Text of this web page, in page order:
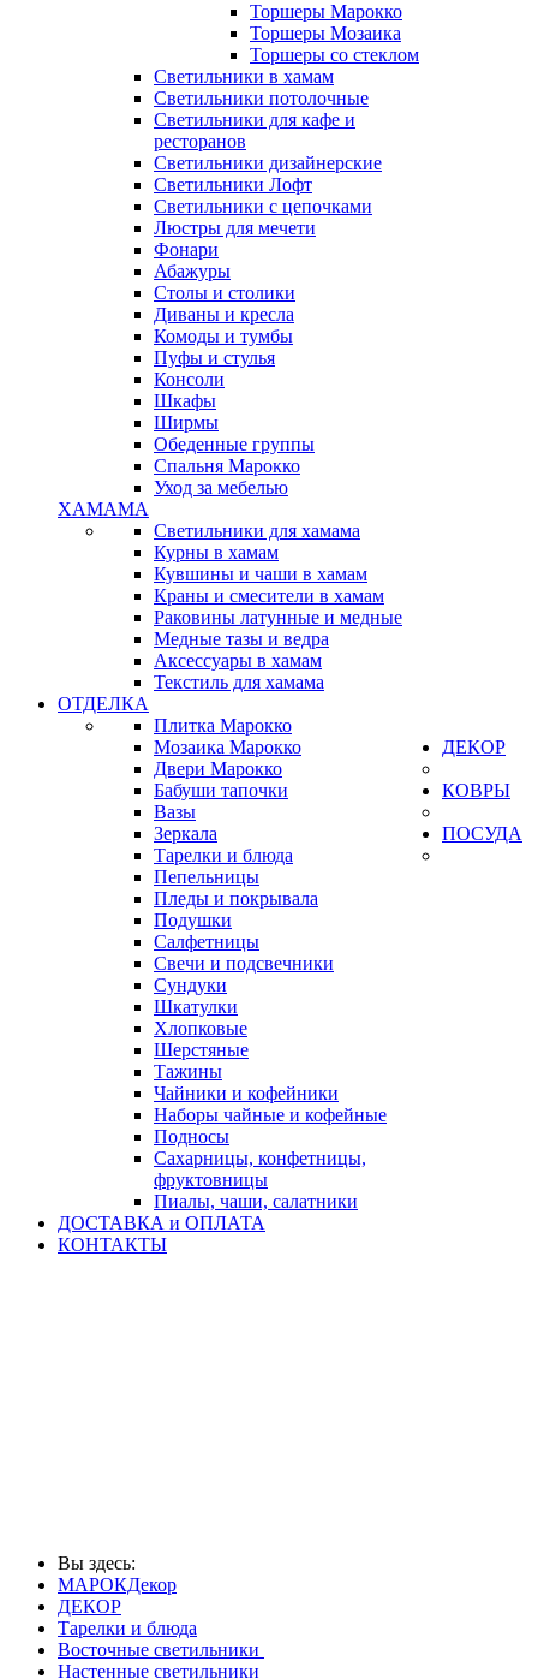
Торшеры Марокко
Торшеры Мозаика
Торшеры со стеклом
Светильники в хамам
Светильники потолочные
Светильники для кафе и
ресторанов
Светильники дизайнерские
Светильники Лофт
Светильники с цепочками
Люстры для мечети
Фонари
Абажуры
Столы и столики
Диваны и кресла
Комоды и тумбы
Пуфы и стулья
Консоли
Шкафы
Ширмы
Обеденные группы
Спальня Марокко
Уход за мебелью
ХАМАМА
Светильники для хамама
Курны в хамам
Кувшины и чаши в хамам
Краны и смесители в хамам
Раковины латунные и медные
Медные тазы и ведра
Аксессуары в хамам
Текстиль для хамама
ОТДЕЛКА
Плитка Марокко
Мозаика Марокко
Двери Марокко
ДЕКОР
Бабуши тапочки
Вазы
Зеркала
Тарелки и блюда
Пепельницы
Пледы и покрывала
Подушки
Салфетницы
Свечи и подсвечники
Сундуки
Шкатулки
КОВРЫ
Хлопковые
Шерстяные
ПОСУДА
Тажины
Чайники и кофейники
Наборы чайные и кофейные
Подносы
Сахарницы, конфетницы,
фруктовницы
Пиалы, чаши, салатники
ДОСТАВКА и ОПЛАТА
КОНТАКТЫ
Вы здесь:
МАРОКДекор
ДЕКОР
Тарелки и блюда
Восточные светильники
Настенные светильники